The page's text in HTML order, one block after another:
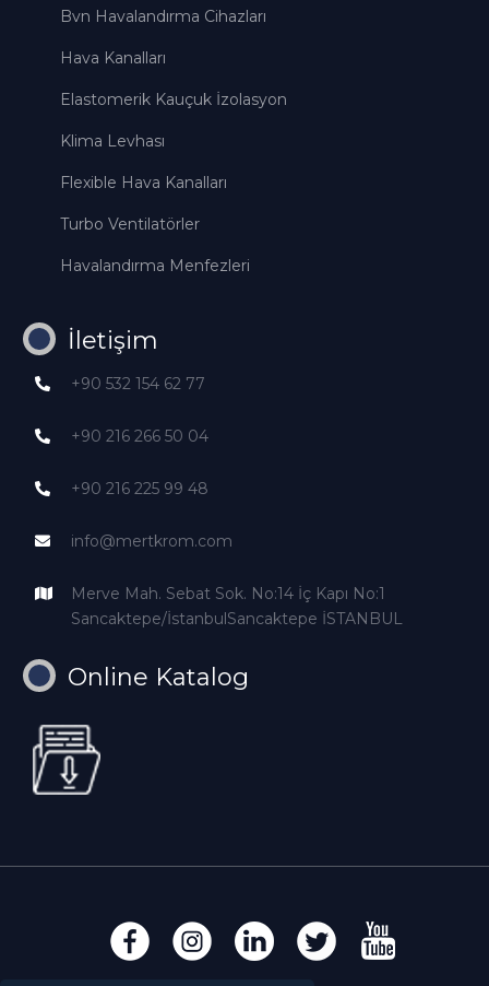
Bvn Havalandırma Cihazları
Hava Kanalları
Elastomerik Kauçuk İzolasyon
Klima Levhası
Flexible Hava Kanalları
Turbo Ventilatörler
Havalandırma Menfezleri
İletişim
+90 532 154 62 77
+90 216 266 50 04
+90 216 225 99 48
info@mertkrom.com
Merve Mah. Sebat Sok. No:14 İç Kapı No:1
Sancaktepe/İstanbulSancaktepe İSTANBUL
Online Katalog